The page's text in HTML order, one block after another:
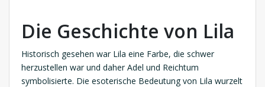
Die Geschichte von Lila
Historisch gesehen war Lila eine Farbe, die schwer
herzustellen war und daher Adel und Reichtum
symbolisierte. Die esoterische Bedeutung von Lila wurzelt